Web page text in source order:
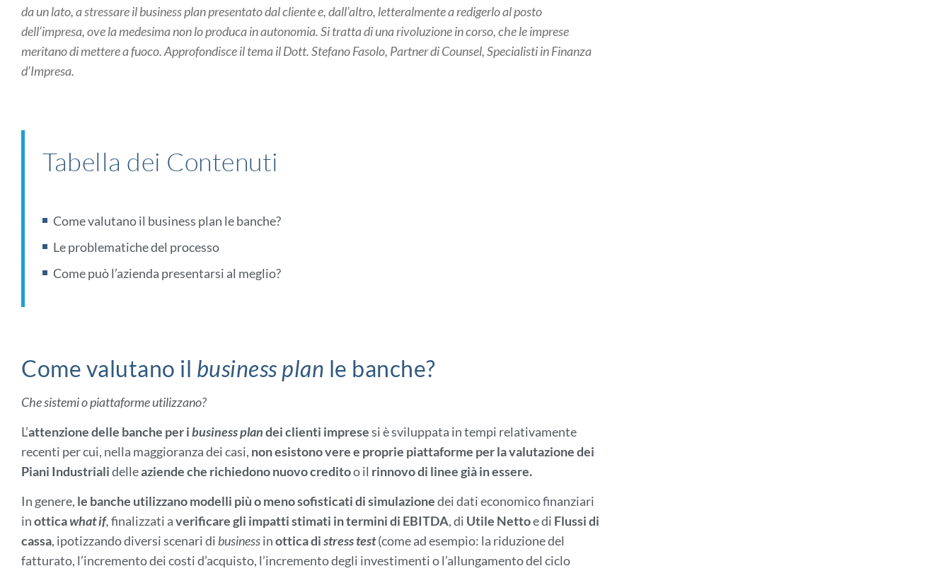
da un lato, a stressare il business plan presentato dal cliente e, dall’altro, letteralmente a redigerlo al posto
dell’impresa, ove la medesima non lo produca in autonomia. Si tratta di una rivoluzione in corso, che le imprese
meritano di mettere a fuoco. Approfondisce il tema il Dott. Stefano Fasolo, Partner di Counsel, Specialisti in Finanza
d’Impresa.
Tabella dei Contenuti
Come valutano il business plan le banche?
Le problematiche del processo
Come può l’azienda presentarsi al meglio?
Come valutano il business plan le banche?
Che sistemi o piattaforme utilizzano?
L’attenzione delle banche per ibusiness plandei clienti impresesi è sviluppata in tempi relativamente
recenti per cui, nella maggioranza dei casi, non esistono vere e proprie piattaforme per la valutazione dei
Piani Industrialidelleaziende che richiedono nuovo creditoo il rinnovo di linee già in essere.
In genere, le banche utilizzano modelli più o meno sofisticati di simulazionedei dati economico finanziari
inotticawhat if,finalizzati averificare gli impatti stimati in termini di EBITDA, di Utile Nettoe di Flussi di
cassa, ipotizzando diversi scenari dibusinessinottica distress test(come ad esempio: la riduzione del
fatturato, l’incremento dei costi d’acquisto, l’incremento degli investimenti o l’allungamento del ciclo